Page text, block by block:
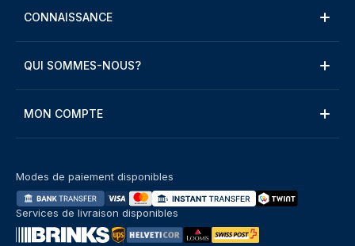
CONNAISSANCE
QUI SOMMES-NOUS?
MON COMPTE
Modes de paiement disponibles
Services de livraison disponibles